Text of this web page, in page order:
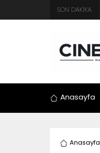
SON DAKİKA
Anasayfa
Anasayfa